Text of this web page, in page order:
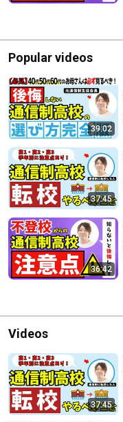
Popular videos
39:02
37:45
36:42
Videos
37:45